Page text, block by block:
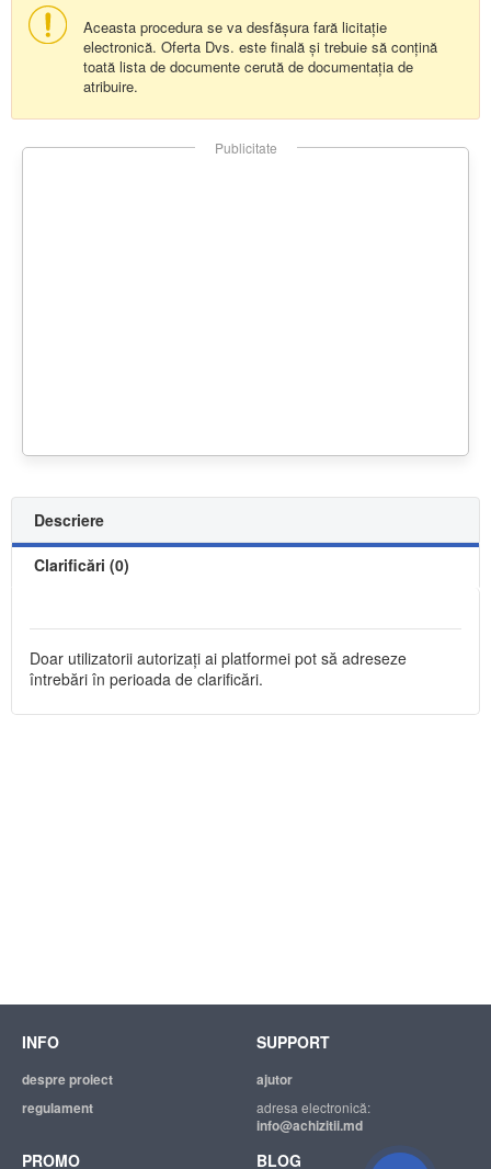
Aceasta procedura se va desfășura fară licitație
electronică. Oferta Dvs. este finală și trebuie să conțină
toată lista de documente cerută de documentația de
atribuire.
Publicitate
Descriere
Clarificări (0)
Doar utilizatorii autorizați ai platformei pot să adreseze
întrebări în perioada de clarificări.
INFO
despre proiect
regulament
SUPPORT
ajutor
adresa electronică:
info@achizitii.md
PROMO BLOG